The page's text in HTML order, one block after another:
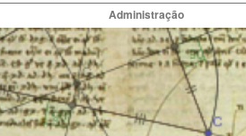
Administração